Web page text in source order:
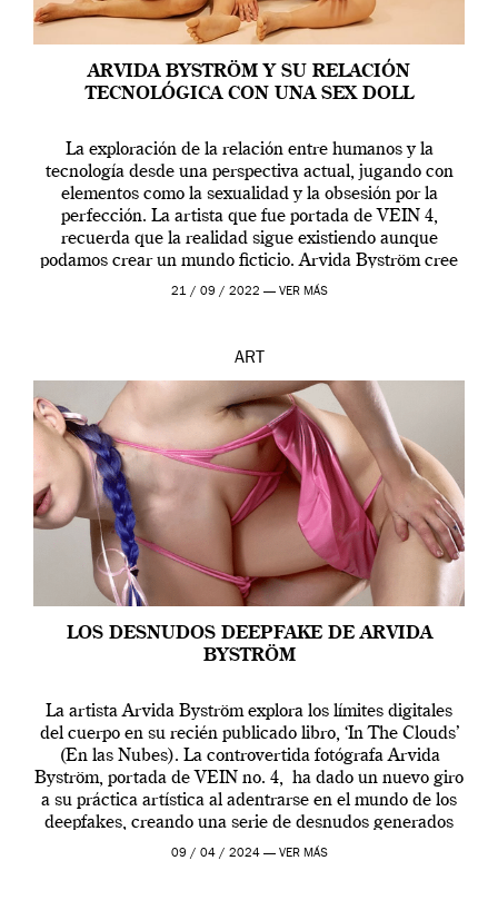
ARVIDA BYSTRÖM Y SU RELACIÓN
TECNOLÓGICA CON UNA SEX DOLL
La exploración de la relación entre humanos y la
tecnología desde una perspectiva actual, jugando con
elementos como la sexualidad y la obsesión por la
perfección. La artista que fue portada de VEIN 4,
recuerda que la realidad sigue existiendo aunque
podamos crear un mundo ficticio. Arvida Byström cree
que los humanos tienen un complejo […]
21 / 09 / 2022 — VER MÁS
ART
LOS DESNUDOS DEEPFAKE DE ARVIDA
BYSTRÖM
La artista Arvida Byström explora los límites digitales
del cuerpo en su recién publicado libro, ‘In The Clouds’
(En las Nubes). La controvertida fotógrafa Arvida
Byström, portada de VEIN no. 4, ha dado un nuevo giro
a su práctica artística al adentrarse en el mundo de los
deepfakes, creando una serie de desnudos generados
por […]
09 / 04 / 2024 — VER MÁS